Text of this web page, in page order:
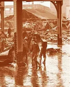
lower-back-
and-treatment
PMC5395891/
PMC5081254/